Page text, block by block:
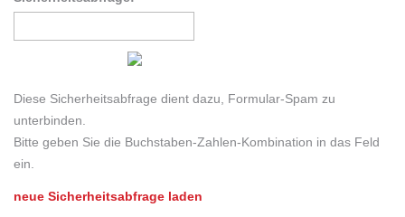
Diese Sicherheitsabfrage dient dazu, Formular-Spam zu
unterbinden.
Bitte geben Sie die Buchstaben-Zahlen-Kombination in das Feld
ein.
neue Sicherheitsabfrage laden